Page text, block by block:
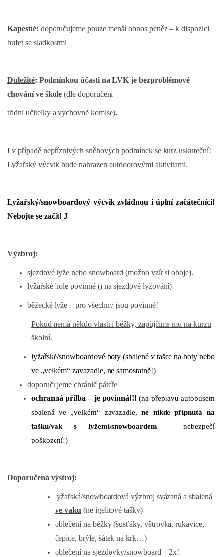
Kapesné: doporučujeme pouze menší obnos peněz – k dispozici
bufet se sladkostmi
Důležité: Podmínkou účasti na LVK je bezproblémové
chování ve škole (dle doporučení
třídní učitelky a výchovné komise).
I v případě nepříznivých sněhových podmínek se kurz uskuteční!
Lyžařský výcvik bude nahrazen outdoorovými aktivitami.
Lyžařský/snowboardový výcvik zvládnou i úplní začátečníci!
Nebojte se začít! J
Výzbroj:
sjezdové lyže nebo snowboard (možno vzít si oboje).
lyžařské hole povinné (i na sjezdové lyžování)
běžecké lyže – pro všechny jsou povinné!
Pokud nemá někdo vlastní běžky, zapůjčíme mu na kurzu
školní.
lyžařské/snowboardové boty (sbalené v tašce na boty nebo
ve „velkém“ zavazadle, ne samostatně!)
doporučujeme chránič páteře
ochranná přilba – je povinná!!! (na přepravu autobusem
sbalená ve „velkém“ zavazadle,ne nikde připnutá na
tašku/vak s lyžemi/snowboardem – nebezpečí
poškození!)
Doporučená výstroj:
lyžařská/snowboardová výzbroj svázaná a sbalená
ve vaku (ne igelitové tašky)
oblečení na běžky (šusťáky, větrovka, rukavice,
čepice, brýle, šátek na krk…)
oblečení na sjezdovky/snowboard – 2x!